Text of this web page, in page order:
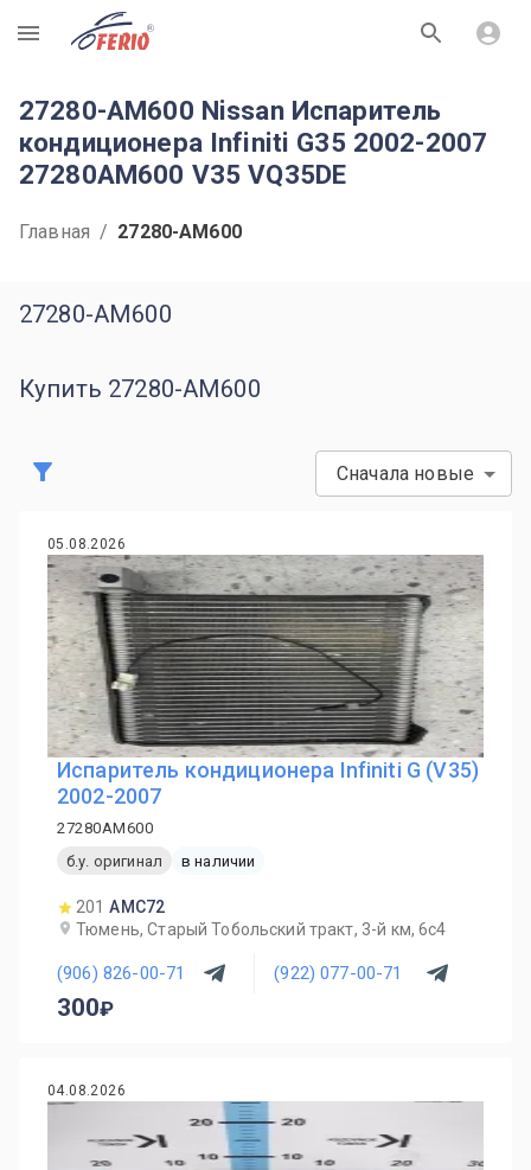
R
27280-AM600 Nissan Испаритель
кондиционера Infiniti G35 2002-2007
27280AM600 V35 VQ35DE
Главная / 27280-AM600
27280-AM600
Купить 27280-AM600
Сначала новые
05.08.2026
Испаритель кондиционера Infiniti G (V35)
2002-2007
27280AM600
б.у. оригинал
в наличии
201 AMC72
Тюмень, Старый Тобольский тракт, 3-й км, 6с4
(906) 826-00-71 (922) 077-00-71
300
04.08.2026